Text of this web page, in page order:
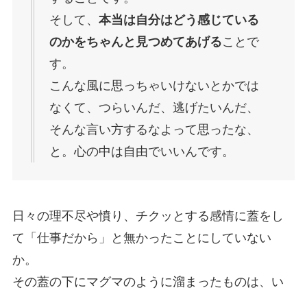
そして、 本当は自分はどう感じている
のかをちゃんと見つめてあげることで
す。
こんな風に思っちゃいけないとかでは
なくて、つらいんだ、逃げたいんだ、
そんな言い方するなよって思ったな、
と。心の中は自由でいいんです。
日々の理不尽や憤り、チクッとする感情に蓋をし
て「仕事だから」と無かったことにしていない
か。
その蓋の下にマグマのように溜まったものは、い